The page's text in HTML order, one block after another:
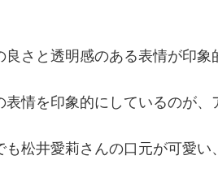
良さと透明感のある表情が印象
表情を印象的にしているのが、
も松井愛莉さんの口元が可愛い